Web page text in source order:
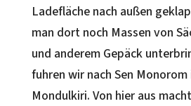
Ladefläche nach außen
man dort noch Massen von
und anderem Gepäck
fuhren wir nach Sen
Mondulkiri. Von hier aus